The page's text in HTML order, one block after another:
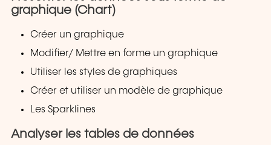
graphique (Chart)
Créer un graphique
Modifier/ Mettre en forme un graphique
Utiliser les styles de graphiques
Créer et utiliser un modèle de graphique
Les Sparklines
Analyser les tables de données